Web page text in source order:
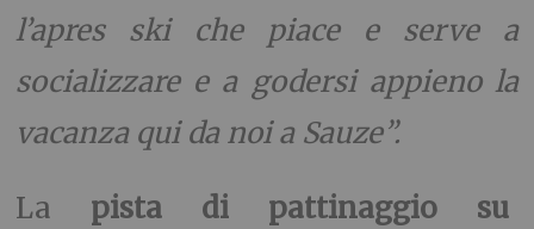
l’apres ski che piace e serve a
socializzare e a godersi appieno la
vacanza qui da noi a Sauze”.
La pista di pattinaggio su